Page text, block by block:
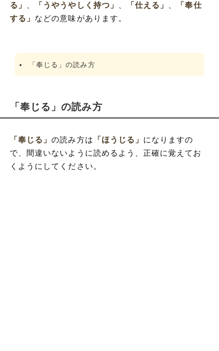
る」
「うやうやしく持つ」 「仕える」
「奉仕
する」 などの意味があります。
「奉じる」の読み方
「奉じる」の読み方
「奉じる」の読み方は 「ほうじる」 になりますの
で、間違いないように読めるよう、正確に覚えてお
くようにしてください。